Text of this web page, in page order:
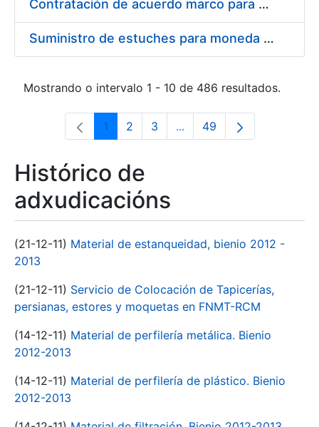
Contratación de acuerdo marco para el Suministro de Material de Electricidad para la Fábrica Nacional de Moneda y Timbre-Real Casa de la Moneda en su centro de trabajo de Burgos
Suministro de estuches para moneda de 30 €
Mostrando o intervalo 1 - 10 de 486 resultados.
Páxina
1 Páxina
2 Páxina
3 ...Páxinas intermedias Use
Páxina
49
Histórico de
adxudicacións
(21-12-11) Material de estanqueidad, bienio 2012 -
2013
(21-12-11) Servicio de Colocación de Tapicerías,
persianas, estores y moquetas en FNMT-RCM
(14-12-11) Material de perfilería metálica. Bienio
2012-2013
(14-12-11) Material de perfilería de plástico. Bienio
2012-2013